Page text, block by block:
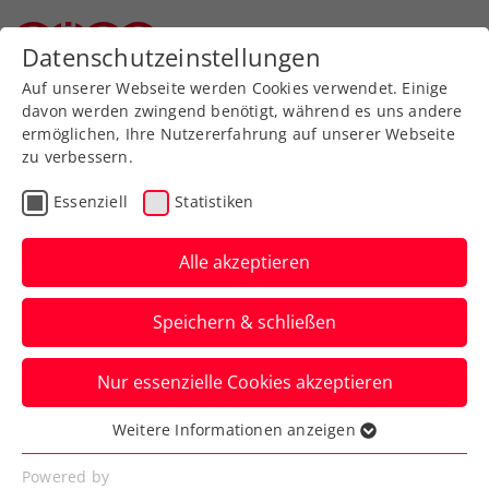
Zurück zur Newsübersicht
ATP
Wimbledon: Erler nach
Krimi im 1. Grand-Slam-
Achtelfinale
Ex-Doppelpartner Lucas Miedler verpasst
dieses beim Rasenklassiker in London
hingegen recht knapp.
Verfasst von: Manuel Wachta, 04.07.2025
Datenschutzeinstellungen
Auf unserer Webseite werden Cookies verwendet. Einige
davon werden zwingend benötigt, während es uns andere
ermöglichen, Ihre Nutzererfahrung auf unserer Webseite
zu verbessern.
Essenziell Statistiken
Alle akzeptieren
Speichern & schließen
Nur essenzielle Cookies akzeptieren
Essenziell
Essenzielle Cookies werden für grundlegende
Weitere Informationen anzeigen
Powered by